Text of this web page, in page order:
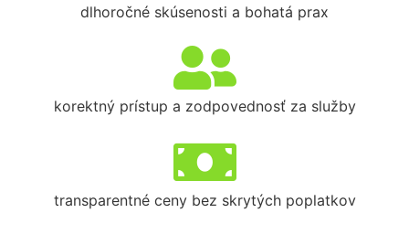
dlhoročné skúsenosti a bohatá prax
korektný prístup a zodpovednosť za služby
transparentné ceny bez skrytých poplatkov